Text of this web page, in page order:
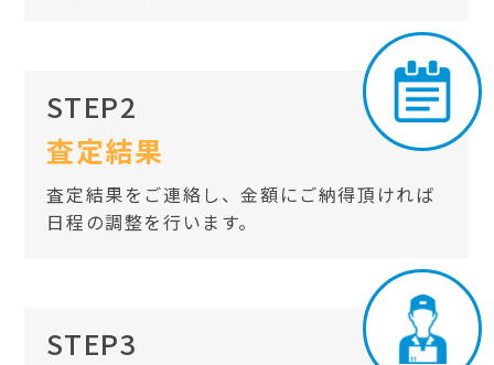
STEP2
査定結果
査定結果をご連絡し、金額にご納得頂ければ
日程の調整を行います。
STEP3